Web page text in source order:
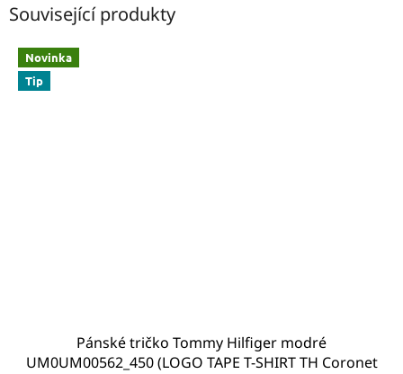
Související produkty
Novinka
Tip
Pánské tričko Tommy Hilfiger modré
UM0UM00562_450 (LOGO TAPE T-SHIRT TH Coronet